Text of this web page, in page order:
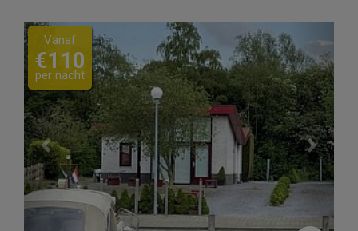
Previous
Vanaf
€110
per nacht